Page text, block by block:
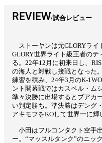
REVIEW 試合レビュー
ストーヤンは元GLORYライ
GLORY世界ライト級王者の
る。22年12月に初来日し、
の海人と対戦し接戦となった
練習を積み、24年3月のK-
ント開幕戦ではカスペル・ム
準々決勝に出場するとブアカ
い判定勝ち。準決勝はデング
アキモフをKOして世界一に輝
小田はフルコンタクト空手
ー。“マッスルタンク”のニッ